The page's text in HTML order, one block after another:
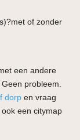
of zonder
een andere
probleem.
dorp en vraag
een citymap